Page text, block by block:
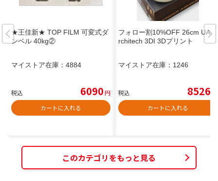
★王佳新★ TOP FILM 可変式ダ
ンベル 40kg②
マイストア在庫： 4884
税込 6090円
カートに入れる
フォロー割10%OFF 26cm UA A
rchitech 3DI 3Dプリント
マイストア在庫： 1246
税込 8526
カートに入れる
このカテゴリをもっと見る